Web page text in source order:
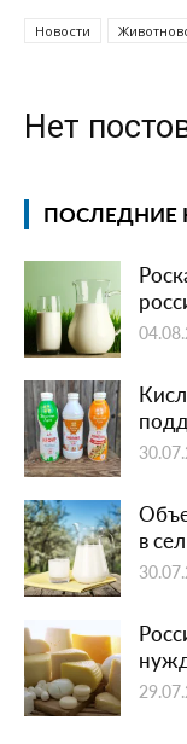
Новости
Нет
ПОСЛЕДНИЕ
в